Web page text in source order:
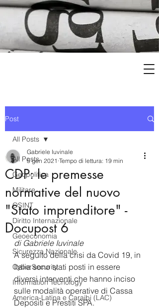
Post
All Posts
Geopolitica
Militare
OSINT
Diritto Internazionale
Geoeconomia
Sicurezza Nazionale
CyberSecurity
Information Tecnology
America-Latina e Caraibi (LAC)
All Posts
CDP: le premesse
normative del nuovo
"Stato imprenditore" -
Docupost 6
Gabriele Iuvinale
5 gen 2021 Tempo di lettura: 19 min
di Gabriele Iuvinale
A seguito della crisi da Covid 19, in
Italia sono stati posti in essere
diversi interventi che hanno inciso
sulle modalità operative di Cassa
Depositi e Prestiti SPA.